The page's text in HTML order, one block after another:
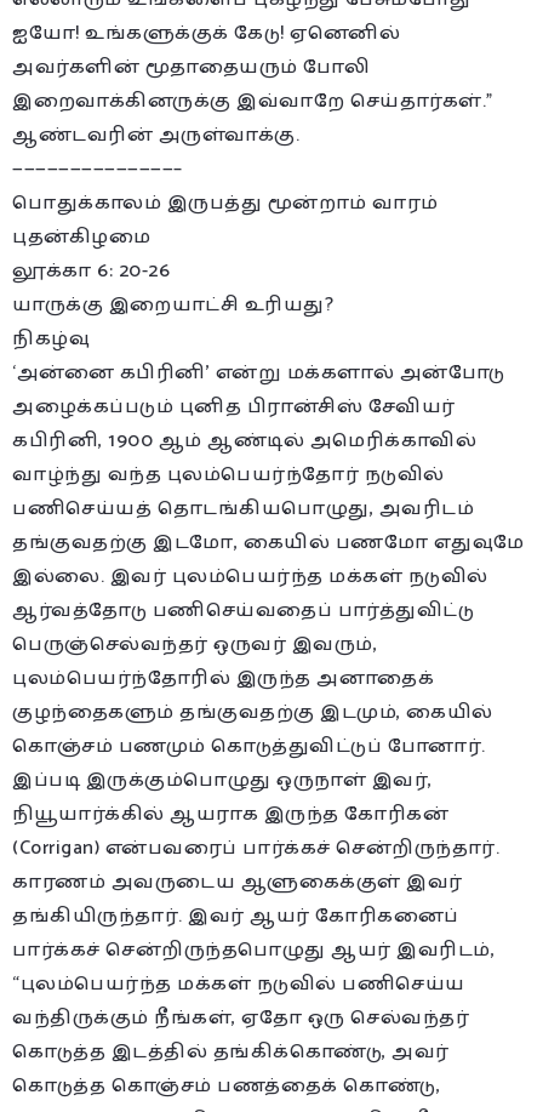
ஐயோ! உங்களுக்குக் கேடு! ஏனெனில்
அவர்களின் மூதாதையரும் போலி
இறைவாக்கினருக்கு இவ்வாறே செய்தார்கள்.”
ஆண்டவரின் அருள்வாக்கு.
——————————————–
பொதுக்காலம் இருபத்து மூன்றாம் வாரம்
புதன்கிழமை
லூக்கா 6: 20-26
யாருக்கு இறையாட்சி உரியது?
நிகழ்வு
‘அன்னை கபிரினி’ என்று மக்களால் அன்போடு
அழைக்கப்படும் புனித பிரான்சிஸ் சேவியர்
கபிரினி, 1900 ஆம் ஆண்டில் அமெரிக்காவில்
வாழ்ந்து வந்த புலம்பெயர்ந்தோர் நடுவில்
பணிசெய்யத் தொடங்கியபொழுது, அவரிடம்
தங்குவதற்கு இடமோ, கையில் பணமோ எதுவுமே
இல்லை. இவர் புலம்பெயர்ந்த மக்கள் நடுவில்
ஆர்வத்தோடு பணிசெய்வதைப் பார்த்துவிட்டு
பெருஞ்செல்வந்தர் ஒருவர் இவரும்,
புலம்பெயர்ந்தோரில் இருந்த அனாதைக்
குழந்தைகளும் தங்குவதற்கு இடமும், கையில்
கொஞ்சம் பணமும் கொடுத்துவிட்டுப் போனார்.
இப்படி இருக்கும்பொழுது ஒருநாள் இவர்,
நியூயார்க்கில் ஆயராக இருந்த கோரிகன்
(Corrigan) என்பவரைப் பார்க்கச் சென்றிருந்தார்.
காரணம் அவருடைய ஆளுகைக்குள் இவர்
தங்கியிருந்தார். இவர் ஆயர் கோரிகனைப்
பார்க்கச் சென்றிருந்தபொழுது ஆயர் இவரிடம்,
“புலம்பெயர்ந்த மக்கள் நடுவில் பணிசெய்ய
வந்திருக்கும் நீங்கள், ஏதோ ஒரு செல்வந்தர்
கொடுத்த இடத்தில் தங்கிக்கொண்டு, அவர்
கொடுத்த கொஞ்சம் பணத்தைக் கொண்டு,